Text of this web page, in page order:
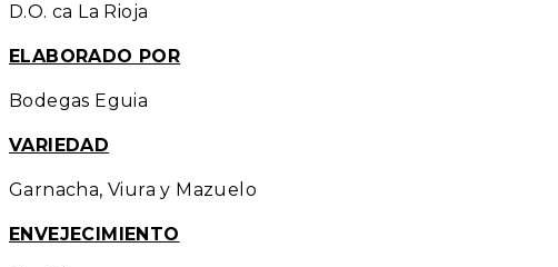
D.O. ca La Rioja
ELABORADO POR
Bodegas Eguia
VARIEDAD
Garnacha, Viura y Mazuelo
ENVEJECIMIENTO